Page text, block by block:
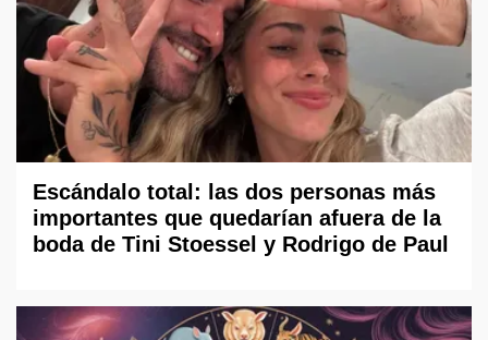
Escándalo total: las dos personas más
importantes que quedarían afuera de la
boda de Tini Stoessel y Rodrigo de Paul